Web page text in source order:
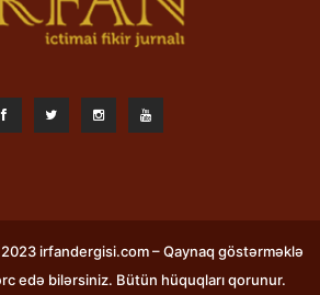
irfandergisi.com – Qaynaq göstərməklə
edə bilərsiniz. Bütün hüquqları qorunur.